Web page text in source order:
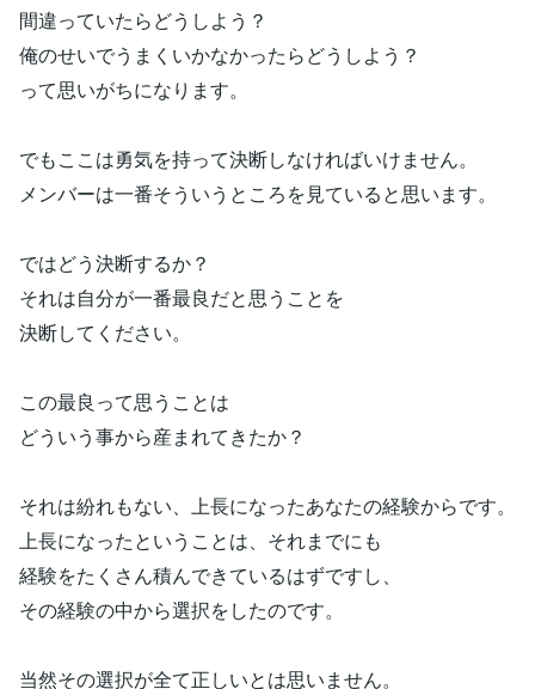
間違っていたらどうしよう？
俺のせいでうまくいかなかったらどうしよう？
って思いがちになります。
でもここは勇気を持って決断しなければいけません。
メンバーは一番そういうところを見ていると思います。
ではどう決断するか？
それは自分が一番最良だと思うことを
決断してください。
この最良って思うことは
どういう事から産まれてきたか？
それは紛れもない、上長になったあなたの経験からです。
上長になったということは、それまでにも
経験をたくさん積んできているはずですし、
その経験の中から選択をしたのです。
当然その選択が全て正しいとは思いません。